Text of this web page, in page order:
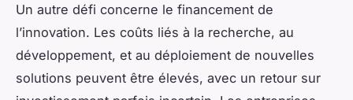
Un autre défi concerne le financement de
l’innovation. Les coûts liés à la recherche, au
développement, et au déploiement de nouvelles
solutions peuvent être élevés, avec un retour sur